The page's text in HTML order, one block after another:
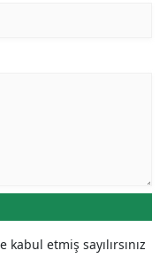
kabul etmiş sayılırsınız